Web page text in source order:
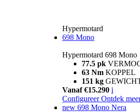
Hypermotard
698 Mono
Hypermotard 698 Mono
77.5 pk
63 Nm KOPPEL
151 kg
Vanaf €15.290 i
Configureer Ontdek
new 698 Mono Nera